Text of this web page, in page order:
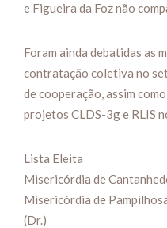
e Figueira da Foz não
Foram ainda debatidas as
contratação coletiva no
de cooperação, assim
projetos CLDS-3g e RLIS
Lista Eleita
Misericórdia de
Misericórdia de
(Dr.)